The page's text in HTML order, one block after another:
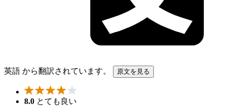
英語 から翻訳されています。 原文を見る
8.0 とても良い